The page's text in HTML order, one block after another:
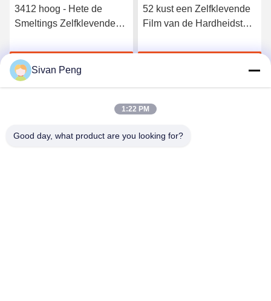
3412 hoog - Hete de
Smeltings Zelfklevende
Elastische Polyurethaan
Krijg Beste Prijs
52 kust een Zelfklevende
Film van de Hardheidstpu
Naadloos Ondergoed
Sivan Peng
1:22 PM
Good day, what product are you looking for?